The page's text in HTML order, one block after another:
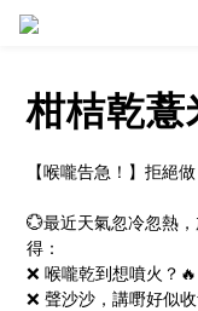
柑桔乾薏
【喉嚨告急！】拒絕
💮最近天氣忽冷忽熱
得：
❌ 喉嚨乾到想噴火？🔥
❌ 聲沙沙，講嘢好似